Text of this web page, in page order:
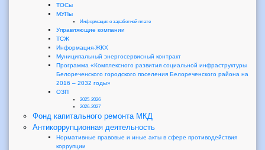
ТОСы
МУПы
Информация о заработной плате
Управляющие компании
ТСЖ
Информация-ЖКХ
Муниципальный энергосервисный контракт
Программа «Комплексного развития социальной инфраструктуры
Белореченского городского поселения Белореченского района на
2016 – 2032 годы»
ОЗП
2025-2026
2026-2027
Фонд капитального ремонта МКД
Антикоррупционная деятельность
Нормативные правовые и иные акты в сфере противодействия
коррупции